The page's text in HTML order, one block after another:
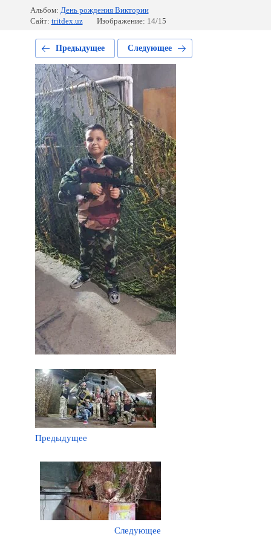
Альбом: День рождения Виктории
Сайт: tritdex.uz Изображение: 14/15
Предыдущее Следующее
Предыдущее
Следующее